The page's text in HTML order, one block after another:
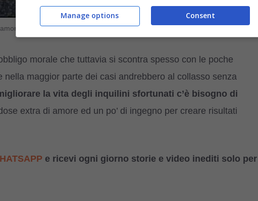
morale che tuttavia si scontra spesso con le poche
maggior parte dei casi andrebbero al collasso senza
la vita degli inquilini sfortunati c’è bisogno di
extra di amore ed un po’ di ingegno per creare risultati
e ricevi ogni giorno storie e video inediti solo per
Consent
Manage options